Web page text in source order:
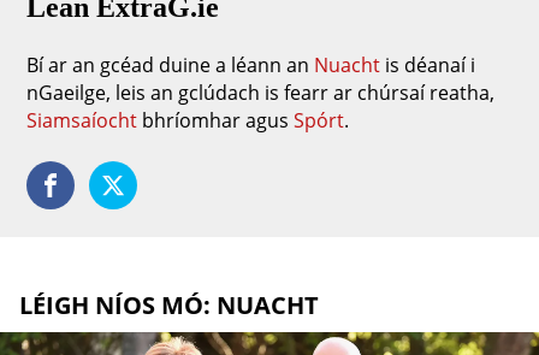
Lean ExtraG.ie
Bí ar an gcéad duine a léann an Nuacht is déanaí i
nGaeilge, leis an gclúdach is fearr ar chúrsaí reatha,
Siamsaíocht bhríomhar agusSpórt.
LÉIGH NÍOS MÓ: NUACHT